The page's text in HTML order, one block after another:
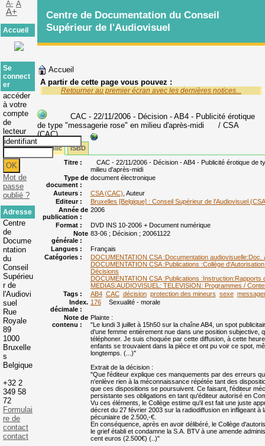
Accueil
A partir de cette page vous pouvez :
Retourner au premier écran avec les dernières notices...
CAC - 22/11/2006 - Décision - AB4 - Publicité érotique
de type "messagerie rose" en milieu d'après-midi
/ CSA
(CAC)
Public
ISBD
Titre :
CAC - 22/11/2006 - Décision - AB4 - Publicité érotique de
milieu d'après-midi
Type de
document :
document électronique
Auteurs : CSA (CAC), Auteur
Editeur :
Bruxelles [Belgique] : Conseil Supérieur de l'Audiovisuel
Année de
publication :
2006
Format :
DVD INS 10-2006 + Document numérique
Note
générale :
83-06 ; Décision ; 20061122
Langues :
Français
Catégories :
DOCUMENTATION CSA :Documentation
DOCUMENTATION CSA :Publications :Collège
Décisions
DOCUMENTATION CSA :Publications :Instruction:Rapports
MEDIAS:AUDIOVISUEL: TELEVISION: Programmes /
Tags :
AB4 CAC décision protection des mineurs sexe
Index.
décimale :
176 Sexualité - morale
Note de
contenu :
Plainte :
"Le lundi 3 juillet à 15h50 sur la chaîne AB4, un spot
d'une femme entièrement nue dans une position subjective,
téléphoner. Je suis choquée par cette diffusion, à cette
enfants se trouvaient dans la pièce et ont pu voir ce spot,
longtemps. (...)"
Extrait de la décision :
"Que l'éditeur explique ces manquements par des erreurs
n'enlève rien à la méconnaissance répétée tant des
que ces dispositions se poursuivent. Ce faisant, l'éditeur
persistante ses obligations en tant qu'éditeur autorisé en
Vu ces éléments, le Collège estime qu'il est fait une juste
décret du 27 février 2003 sur la radiodiffusion en infligeant à
pécuniaire de 2.500,-€.
En conséquence, après en avoir délibéré, le Collège
le grief établi et condamne la S.A. BTV à une amende
cent euros (2.500€) (..)"
Centre de Documentation du Conseil
Supérieur de l'Audiovisuel
A- A
A+
Accueil
Se
connect
er
accéder
à votre
compte
de
lecteur
Mot de
passe
oublié ?
Adresse
Centre
de
Docume
ntation
du
Conseil
Supérieu
r de
l'Audiovi
suel
Rue
Royale
89
1000
Bruxelle
s
Belgique
+32 2
349 58
72
Formulai
re de
contact
contact